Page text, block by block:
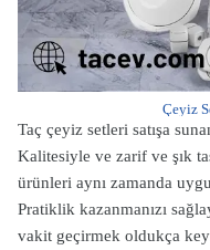
Çeyiz
Taç çeyiz setleri satışa
Kalitesiyle ve zarif ve şık
ürünleri aynı zamanda
Pratiklik kazanmanızı
vakit geçirmek oldukça